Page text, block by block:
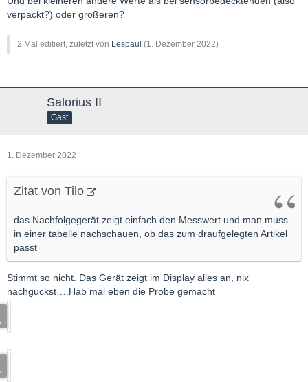
verpackt?) oder größeren?
2 Mal editiert, zuletzt von Lespaul (1. Dezember 2022)
Salorius II
Gast
1. Dezember 2022
Zitat von Tilo
das Nachfolgegerät zeigt einfach den Messwert und man muss
in einer tabelle nachschauen, ob das zum draufgelegten Artikel
passt
Stimmt so nicht. Das Gerät zeigt im Display alles an, nix
nachguckst….Hab mal eben die Probe gemacht